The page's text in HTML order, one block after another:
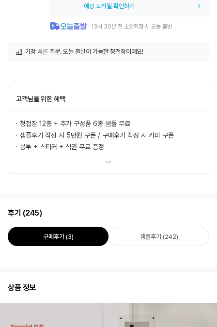
예상 도착일 확인하기
13시 30분 전 초안확정 시 오늘 출발
가장 빠른 주문. 오늘 출발이 가능한 청첩장이예요!
고객님을 위한 혜택
청첩장 12종 + 추가 구성품 6종 샘플 무료
샘플후기 작성 시 5만원 쿠폰 / 구매후기 작성 시 커피 쿠폰
봉투 + 스티커 + 식권 무료 증정
후기 (245)
구매후기 (3) 샘플후기 (242)
상품 정보